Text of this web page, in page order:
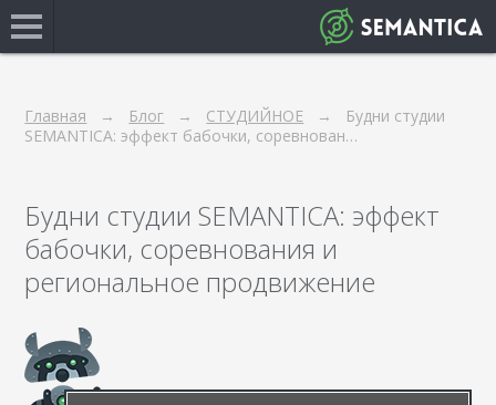
Главная Блог СТУДИЙНОЕ
Будни студии
SEMANTICA: эффект бабочки, соревнован…
Будни студии SEMANTICA: эффект
бабочки, соревнования и
региональное продвижение